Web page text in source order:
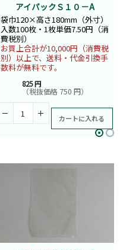
アイパックＳ１０－A
袋巾120×高さ180mm（外寸）
入数100枚・1枚単価7.50円（消
費税別）
お買上合計が10,000円（消費税
別）以上で、送料・代金引換手
数料が無料です。
825 円
（税抜価格 750 円）
カートに入れる